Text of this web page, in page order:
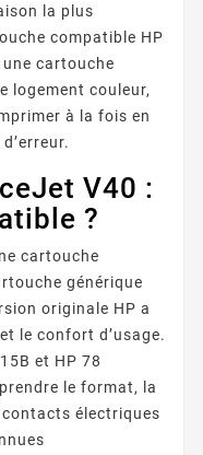
la plus
compatible HP
cartouche
logement couleur,
à la fois en
V40 :
?
cartouche
générique
originale HP a
le confort d’usage.
et HP 78
le format, la
électriques